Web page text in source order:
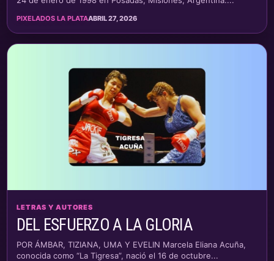
PIXELADOS LA PLATAABRIL 27, 2026
LETRAS Y AUTORES
DEL ESFUERZO A LA GLORIA
POR ÁMBAR, TIZIANA, UMA Y EVELIN Marcela Eliana Acuña,
conocida como “La Tigresa”, nació el 16 de octubre...